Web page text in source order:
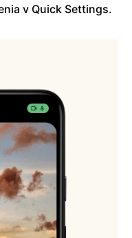
v Quick Settings.